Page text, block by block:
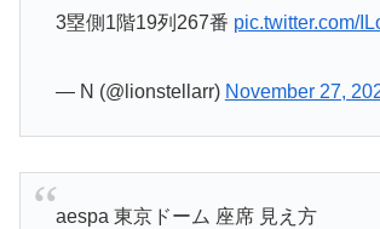
3塁側1階19列267番 pic.twitter.com/
— N (@lionstellarr) November 27,
aespa 東京ドーム 座席 見え方